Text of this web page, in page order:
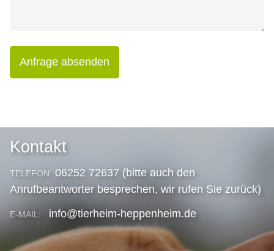
Anfrage absenden
Kontakt
TELEFON: 06252 72637 (bitte auch den
Anrufbeantworter besprechen, wir rufen Sie zurück)
E-MAIL: info@tierheim-heppenheim.de